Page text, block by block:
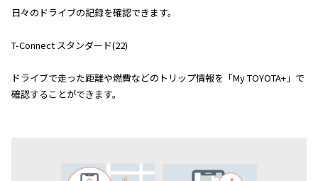
日々のドライブの記録を確認できます。
T-Connect スタンダード(22)
ドライブで走った距離や燃費などのトリップ情報を「My TOYOTA+」で
確認することができます。